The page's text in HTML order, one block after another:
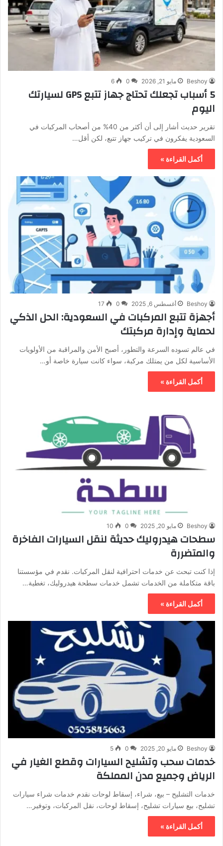
Beshoy مايو 21, 2026 0
6
5 أسباب تجعلك تحتاج جهاز تتبع GPS لسيارتك
اليوم
تقرير حديث أشار إلى أن أكثر من 40% من أصحاب المركبات في
السعودية يفكرون في تركيب جهاز تتبع، لكن أقل…
أكمل القراءة »
Beshoy أغسطس 6, 2025 0
17
أجهزة تتبع المركبات في السعودية: الحل الذكي
لحماية وإدارة مركبتك
في عالم تسوده السرعة والتطور، أصبح الأمن والمراقبة من الأولويات
الأساسية لكل من يمتلك مركبة، سواء كانت سيارة خاصة أو…
أكمل القراءة »
Beshoy مايو 20, 2025 0
10
سطحات هيدروليك حديثة لنقل السيارات الفاخرة
والمتضررة
إذا كنت تبحث عن خدمات احترافية لنقل المركبات. نقدم في مؤسستنا
باقة متكاملة من الخدمات تشمل خدمات سطحة هيدروليك، تغطية…
أكمل القراءة »
Beshoy مايو 20, 2025 0
5
خدمات سحب وتشليح السيارات وقطع الغيار في
الرياض وجميع مدن المملكة
خدمات التشليح – بيع، شراء، إسقاط لوحات نقدم خدمات شراء سيارات
تشليح، بيع سيارات تشليح، إسقاط لوحات، نقل المركبات، وتوفير…
أكمل القراءة »